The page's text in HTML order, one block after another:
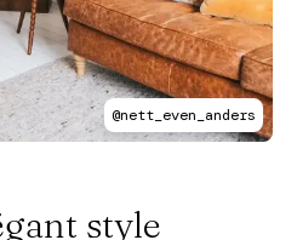
@nett_even_anders
style